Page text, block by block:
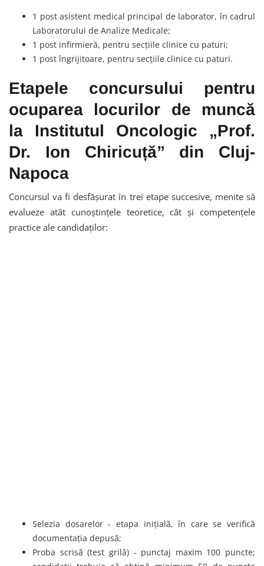
1 post asistent medical principal de laborator, în cadrul
Laboratorului de Analize Medicale;
1 post infirmieră, pentru secțiile clinice cu paturi;
1 post îngrijitoare, pentru secțiile clinice cu paturi.
Etapele concursului pentru
ocuparea locurilor de muncă
la Institutul Oncologic „Prof.
Dr. Ion Chiricuță” din Cluj-
Napoca
Concursul va fi desfășurat în trei etape succesive, menite să
evalueze atât cunoștințele teoretice, cât și competențele
practice ale candidaților:
Selezia dosarelor - etapa inițială, în care se verifică
documentația depusă;
Proba scrisă (test grilă) - punctaj maxim 100 puncte;